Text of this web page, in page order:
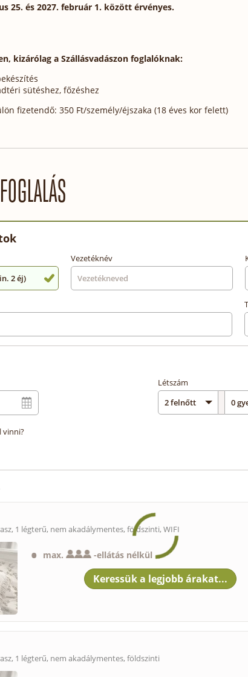
25. és 2027. február 1. között érvényes.
kizárólag a Szállásvadászon foglalóknak:
sütéshez, főzéshez
fizetendő: 350 Ft/személy/éjszaka (18 éves kor felett)
2 éj)
Vezetéknév
Létszám
vinni?
1 légterű, nem akadálymentes, földszinti, WIFI
max. -ellátás nélkül
1 légterű, nem akadálymentes, földszinti